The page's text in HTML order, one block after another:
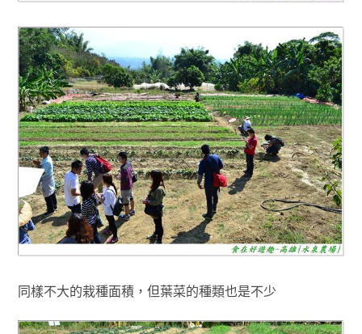
同樣不大的栽種面積，但葉菜的種類也是不少